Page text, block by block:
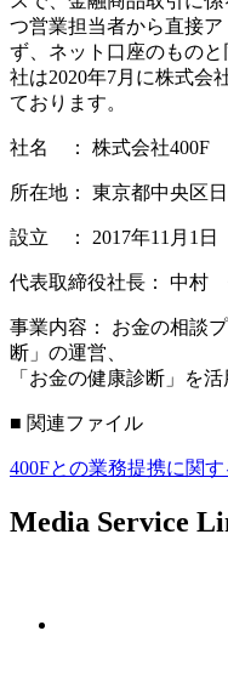
つ営業担当者から直接
ず、ネット口座のもの
社は2020年7月に株式会
ております。
社名 ： 株式会社400F
所在地： 東京都中央区
設立 ： 2017年11月1日
代表取締役社長： 中村
事業内容： お金の相談
断」の運営、
「お金の健康診断」を
■ 関連ファイル
400Fとの業務提携に関
Media Service